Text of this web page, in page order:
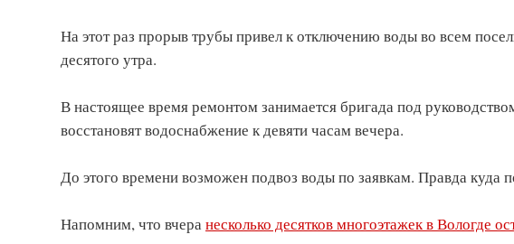
На этот раз прорыв трубы привел к отключению воды во всем
десятого утра.
В настоящее время ремонтом занимается бригада под
восстановят водоснабжение к девяти часам вечера.
До этого времени возможен подвоз воды по заявкам. Правда куда
Напомним, что вчеранесколько десятков многоэтажек в Вологде